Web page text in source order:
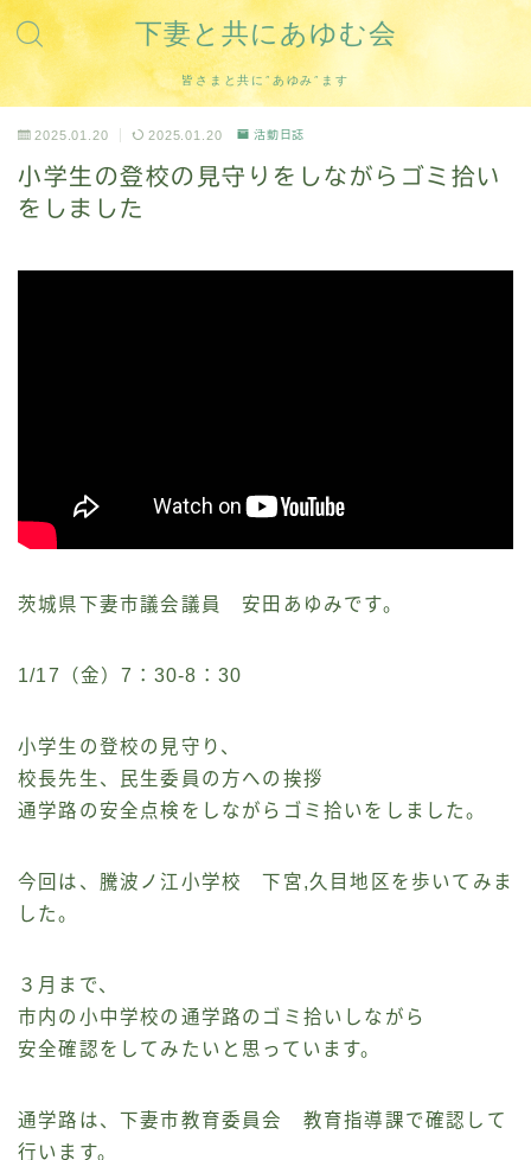
下妻と共にあゆむ会
皆さまと共に”あゆみ”ます
2025.01.20 2025.01.20 活動日誌
小学生の登校の見守りをしながらゴミ拾い
をしました
茨城県下妻市議会議員 安田あゆみです。
1/17（金）7：30-8：30
小学生の登校の見守り、
校長先生、民生委員の方への挨拶
通学路の安全点検をしながらゴミ拾いをしました。
今回は、騰波ノ江小学校 下宮,久目地区を歩いてみま
した。
３月まで、
市内の小中学校の通学路のゴミ拾いしながら
安全確認をしてみたいと思っています。
通学路は、下妻市教育委員会 教育指導課で確認して
行います。